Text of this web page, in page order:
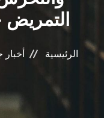
الرئيسية